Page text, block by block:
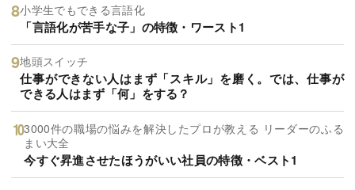
小学生でもできる言語化
「言語化が苦手な子」の特徴・ワースト1
地頭スイッチ
仕事ができない人はまず「スキル」を磨く。では、仕事が
できる人はまず「何」をする？
3000件の職場の悩みを解決したプロが教える リーダーのふる
まい大全
今すぐ昇進させたほうがいい社員の特徴・ベスト1